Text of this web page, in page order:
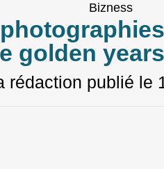
Bizness
golden
rédaction publié le